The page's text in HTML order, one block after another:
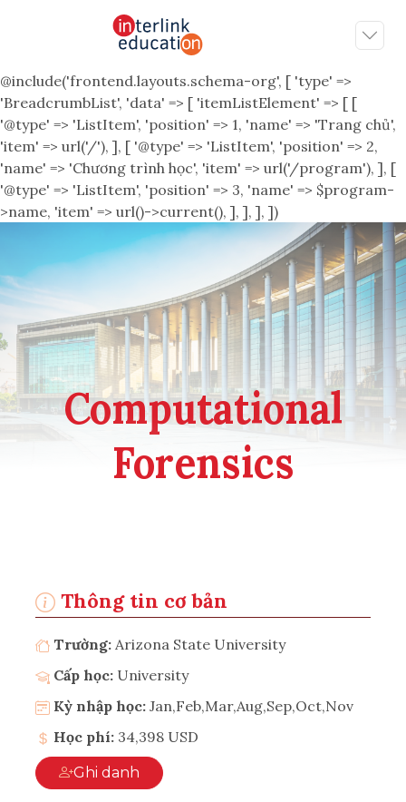
@include('frontend.layouts.schema-org', [ 'type' =>
'BreadcrumbList', 'data' => [ 'itemListElement' => [ [
'@type' => 'ListItem', 'position' => 1, 'name' => 'Trang chủ',
'item' => url('/'), ], [ '@type' => 'ListItem', 'position' => 2,
'name' => 'Chương trình học', 'item' => url('/program'), ], [
'@type' => 'ListItem', 'position' => 3, 'name' => $program-
>name, 'item' => url()->current(), ], ], ], ])
Computational
Forensics
Thông tin cơ bản
Trường: Arizona State University
Cấp học: University
Kỳ nhập học: Jan,Feb,Mar,Aug,Sep,Oct,Nov
Học phí: 34,398 USD
Ghi danh